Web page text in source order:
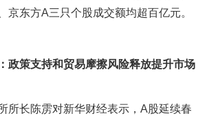
京东方A三只个股成交额均超百亿元。
政策支持和贸易摩擦风险释放提升市场
所长陈雳对新华财经表示，A股延续春